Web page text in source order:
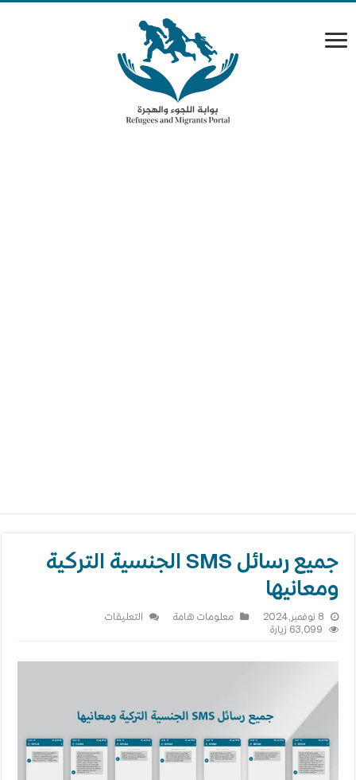
جميع رسائل SMS الجنسية التركية
ومعانيها
8 نوفمبر,2024 معلومات هامة التعليقاتعلى
63,099 زيارة